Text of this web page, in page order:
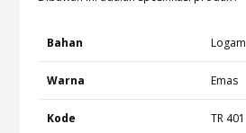
Bahan Logam
Warna Emas
Kode TR 401